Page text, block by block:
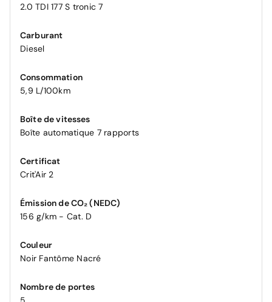
2.0 TDI 177 S tronic 7
Carburant
Diesel
Consommation
5,9 L/100km
Boîte de vitesses
Boîte automatique 7 rapports
Certificat
Crit'Air 2
Émission de CO₂ (NEDC)
156 g/km - Cat. D
Couleur
Noir Fantôme Nacré
Nombre de portes